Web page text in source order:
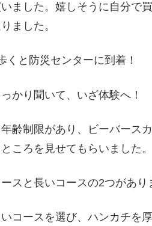
ました。嬉しそうに自分で
ました。
と防災センターに到着！
かり聞いて、いざ体験へ！
齢制限があり、ビーバース
ころを見せてもらいました。
スと長いコースの2つがあり
コースを選び、ハンカチを